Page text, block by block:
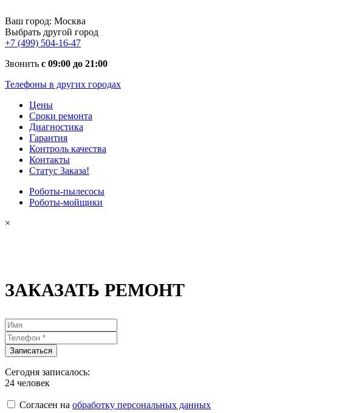
Ваш город: Москва
Выбрать другой город
+7 (499) 504-16-47
Звонить с 09:00 до 21:00
Телефоны в других городах
Цены
Сроки ремонта
Диагностика
Гарантия
Контроль качества
Контакты
Статус Заказа!
Роботы-пылесосы
Роботы-мойщики
×
ЗАКАЗАТЬ РЕМОНТ
Сегодня записалось:
24 человек
Согласен на обработку персональных данных